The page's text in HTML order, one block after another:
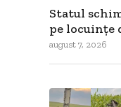
Statul
pe locuințe
august 7, 2026